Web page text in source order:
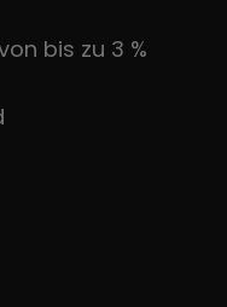
bis zu 3 %